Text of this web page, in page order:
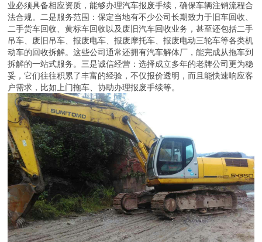
业必须具备相应资质，能够办理汽车报废手续，确保车辆注销流程合
法合规。二是服务范围：保定当地有不少公司长期致力于旧车回收、
二手货车回收、黄标车回收以及废旧汽车回收业务，甚至还包括二手
吊车、废旧吊车、报废电车、报废摩托车、报废电动三轮车等各类机
动车的回收拆解。这些公司通常还拥有汽车解体厂，能完成从拖车到
拆解的一站式服务。三是诚信经营：选择成立多年的老牌公司更为稳
妥，它们往往积累了丰富的经验，不仅报价透明，而且能快速响应客
户需求，比如上门拖车、协助办理报废手续等。